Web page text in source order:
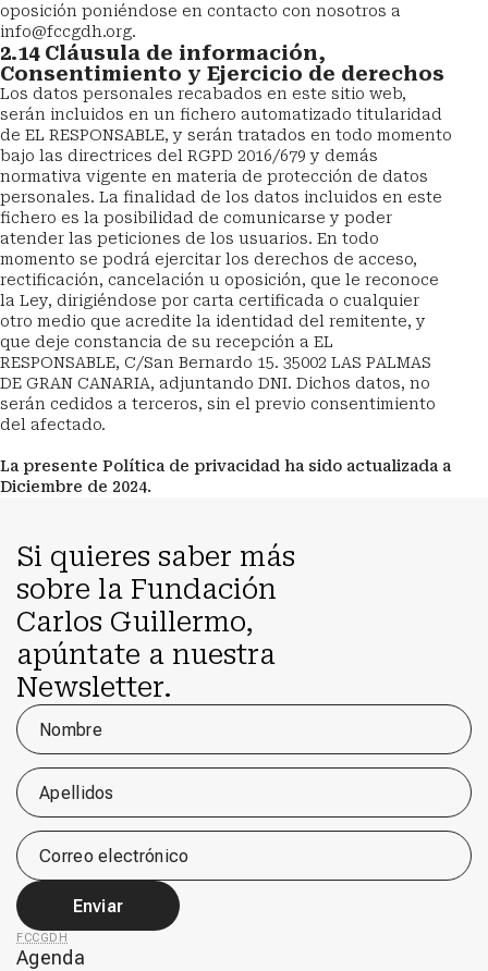
oposición poniéndose en contacto con nosotros a
info@fccgdh.org.
2.14 Cláusula de información,
Consentimiento y Ejercicio de derechos
Los datos personales recabados en este sitio web,
serán incluidos en un fichero automatizado titularidad
de EL RESPONSABLE, y serán tratados en todo momento
bajo las directrices del RGPD 2016/679 y demás
normativa vigente en materia de protección de datos
personales. La finalidad de los datos incluidos en este
fichero es la posibilidad de comunicarse y poder
atender las peticiones de los usuarios. En todo
momento se podrá ejercitar los derechos de acceso,
rectificación, cancelación u oposición, que le reconoce
la Ley, dirigiéndose por carta certificada o cualquier
otro medio que acredite la identidad del remitente, y
que deje constancia de su recepción a EL
RESPONSABLE, C/San Bernardo 15. 35002 LAS PALMAS
DE GRAN CANARIA, adjuntando DNI. Dichos datos, no
serán cedidos a terceros, sin el previo consentimiento
del afectado.
La presente Política de privacidad ha sido actualizada a
Diciembre de 2024.
Si quieres saber más
sobre la Fundación
Carlos Guillermo,
apúntate a nuestra
Newsletter.
Nombre
Apellidos
Correo electrónico
Enviar
FCCGDH
Agenda